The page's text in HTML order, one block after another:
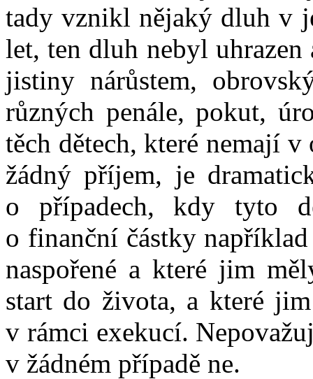
tady vznikl nějaký dluh v
let, ten dluh nebyl
jistiny nárůstem,
různých penále, pokut,
těch dětech, které nemají
žádný příjem, je
o případech, kdy tyto
o finanční částky
naspořené a které jim
start do života, a které
v rámci exekucí.
v žádném případě ne.